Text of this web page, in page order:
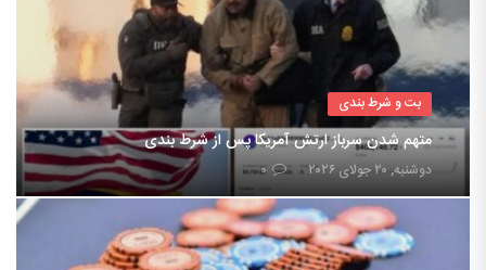
بت و شرط بندی
متهم شدن سرباز ارتش آمریکا پس از شرط بندی
دوشنبه, ۲۰ جولای ۲۰۲۶ ۰